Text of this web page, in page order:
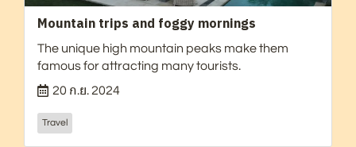
Mountain trips and foggy mornings
The unique high mountain peaks make them
famous for attracting many tourists.
20 ก.ย. 2024
Travel